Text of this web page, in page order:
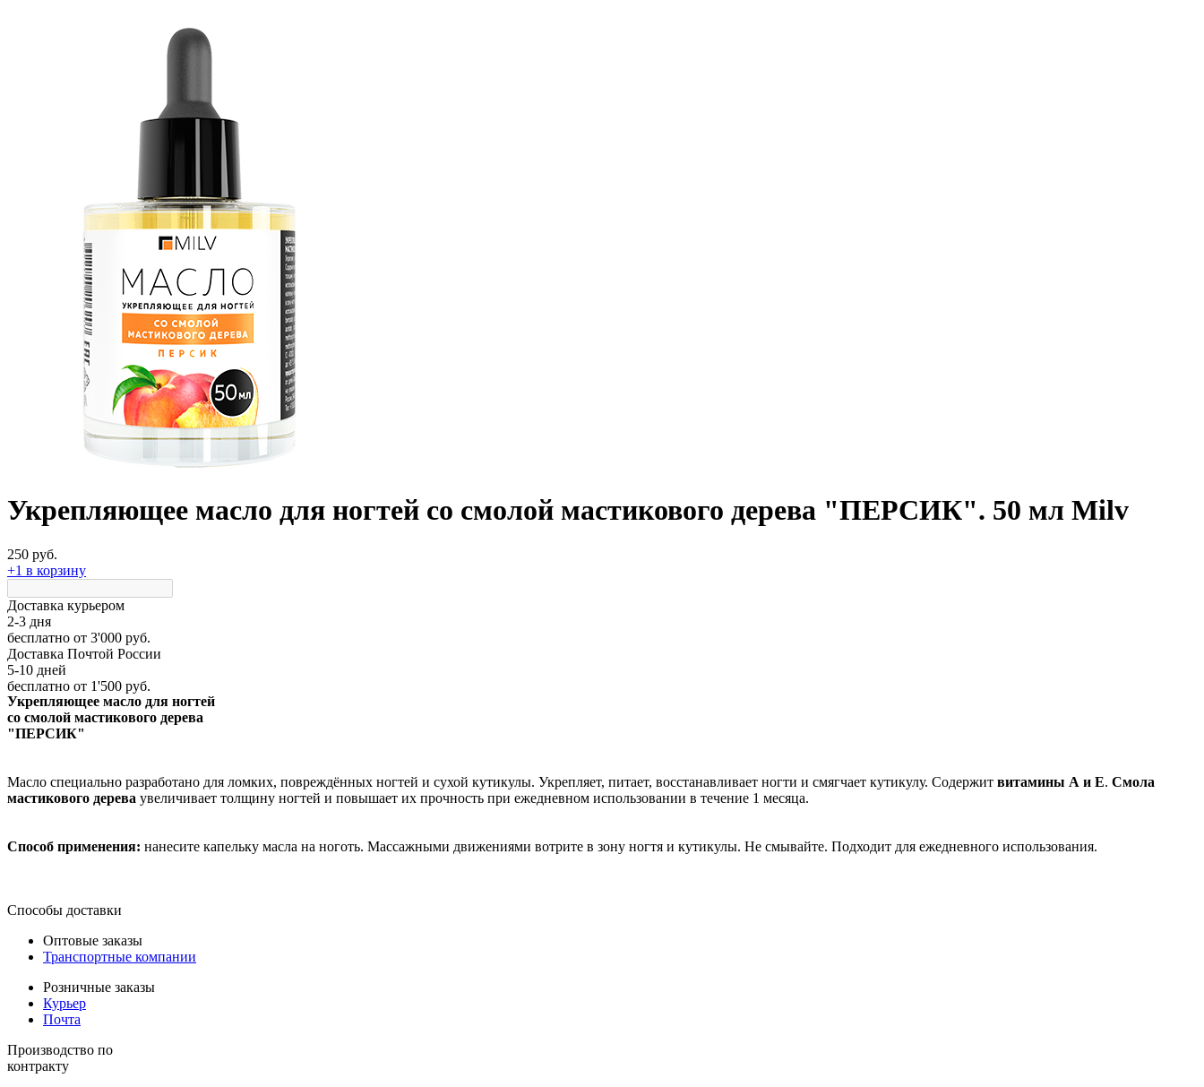
Укрепляющее масло для ногтей со смолой мастикового дерева "ПЕРСИК". 50 мл Milv
250 руб.
+1 в корзину
Доставка курьером
2-3 дня
бесплатно от 3'000 руб.
Доставка Почтой России
5-10 дней
бесплатно от 1'500 руб.
Укрепляющее масло для ногтей
со смолой мастикового дерева
"ПЕРСИК"
Масло специально разработано для ломких, повреждённых ногтей и сухой кутикулы. Укрепляет, питает, восстанавливает ногти и смягчает кутикулу. Содержит витамины А и Е. Смола
мастикового дерева увеличивает толщину ногтей и повышает их прочность при ежедневном использовании в течение 1 месяца.
Способ применения: нанесите капельку масла на ноготь. Массажными движениями вотрите в зону ногтя и кутикулы. Не смывайте. Подходит для ежедневного использования.
Способы доставки
Оптовые заказы
Транспортные компании
Розничные заказы
Курьер
Почта
Производство по
контракту